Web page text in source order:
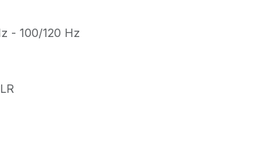
- 100/120 Hz